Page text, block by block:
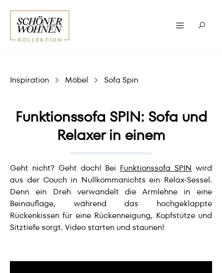
Inspiration Möbel Sofa Spin
Funktionssofa SPIN: Sofa und
Relaxer in einem
Geht nicht? Geht doch! Bei Funktionssofa SPIN wird
aus der Couch in Nullkommanichts ein Relax-Sessel.
Denn ein Dreh verwandelt die Armlehne in eine
Beinauflage, während das hochgeklappte
Rückenkissen für eine Rückenneigung, Kopfstütze und
Sitztiefe sorgt. Video starten und staunen!